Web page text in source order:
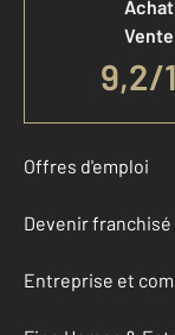
Achat
Vente
9,2/
Offres d'emploi
Devenir franchisé
Entreprise et